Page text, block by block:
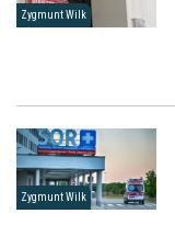
Zygmunt Wilk
Zygmunt Wilk